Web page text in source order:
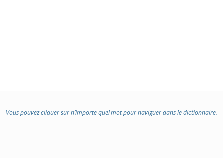
Vous pouvez cliquer sur n’importe quel mot pour naviguer dans le dictionnaire.